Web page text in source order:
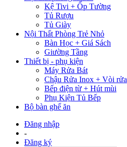
Kệ Tivi + Ốp Tường
Tủ Rượu
Tủ Giày
Nội Thất Phòng Trẻ Nhỏ
Bàn Học + Giá Sách
Giường Tầng
Thiết bị - phụ kiện
Máy Rửa Bát
Chậu Rửa Inox + Vòi rửa
Bếp điện từ + Hút mùi
Phụ Kiện Tủ Bếp
Bộ bàn ghế ăn
Đăng nhập
-
Đăng ký